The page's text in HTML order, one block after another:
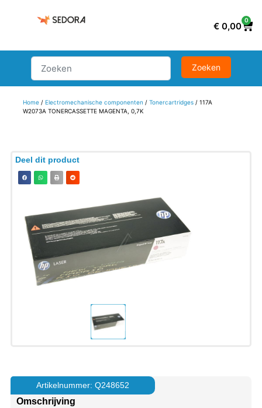
€ 0,00
0
Home/ Electromechanische componenten / Tonercartridges/ 117A
W2073A TONERCASSETTE MAGENTA, 0,7K
Deel dit product
Artikelnummer: Q248652
Omschrijving